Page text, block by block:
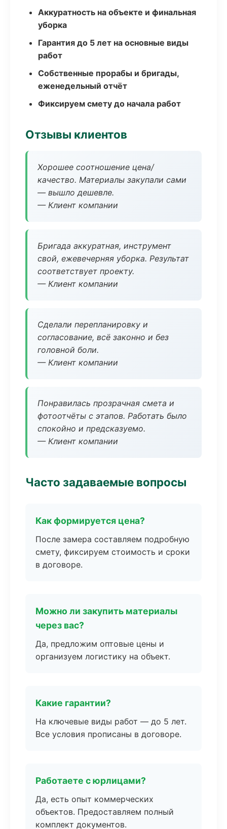
Аккуратность на объекте и финальная
уборка
Гарантия до 5 лет на основные виды
работ
Собственные прорабы и бригады,
еженедельный отчёт
Фиксируем смету до начала работ
Отзывы клиентов
Хорошее соотношение цена/
качество. Материалы закупали сами
— вышло дешевле.
— Клиент компании
Бригада аккуратная, инструмент
свой, ежевечерняя уборка. Результат
соответствует проекту.
— Клиент компании
Сделали перепланировку и
согласование, всё законно и без
головной боли.
— Клиент компании
Понравилась прозрачная смета и
фотоотчёты с этапов. Работать было
спокойно и предсказуемо.
— Клиент компании
Часто задаваемые вопросы
Как формируется цена?
После замера составляем подробную
смету, фиксируем стоимость и сроки
в договоре.
Можно ли закупить материалы
через вас?
Да, предложим оптовые цены и
организуем логистику на объект.
Какие гарантии?
На ключевые виды работ — до 5 лет.
Все условия прописаны в договоре.
Работаете с юрлицами?
Да, есть опыт коммерческих
объектов. Предоставляем полный
комплект документов.